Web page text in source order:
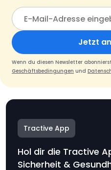
Jetzt
Wenn du diesen Newsletter
Geschäftsbedingungen und
Tractive App
Hol dir die Tractive
Sicherheit &